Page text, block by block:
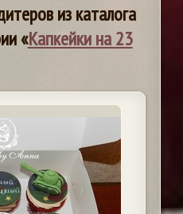
из каталога
«Капкейки на 23